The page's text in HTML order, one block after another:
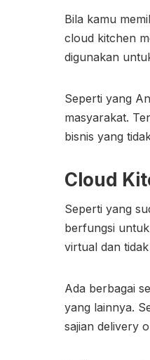
Bila kamu
cloud kitchen
digunakan
Seperti yang
masyarakat.
bisnis yang
Cloud
Seperti yang
berfungsi
virtual dan
Ada berbagai
yang lainnya.
sajian delivery